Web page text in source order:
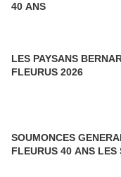
40 ANS
LES PAYSANS BERNARDINS
FLEURUS 2026
SOUMONCES
FLEURUS 40 ANS LES